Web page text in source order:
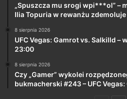
„Spuszcza mu srogi wpi***ol” –
Ilia Topuria w rewanżu
8 sierpnia 2026
UFC Vegas: Gamrot vs. Salkilld –
23:00
8 sierpnia 2026
Czy „Gamer” wykolei
bukmacherski #243 – UFC